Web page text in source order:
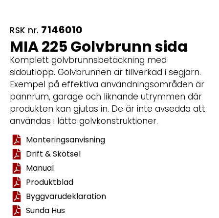
RSK nr. 7146010
MIA 225 Golvbrunn sida
Komplett golvbrunnsbetäckning med
sidoutlopp. Golvbrunnen är tillverkad i segjärn.
Exempel på effektiva användningsområden är
pannrum, garage och liknande utrymmen där
produkten kan gjutas in. De är inte avsedda att
användas i lätta golvkonstruktioner.
Monteringsanvisning
Drift & Skötsel
Manual
Produktblad
Byggvarudeklaration
Sunda Hus